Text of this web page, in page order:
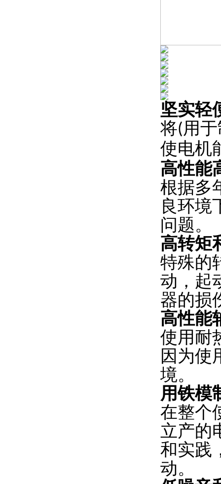
坚实轻
将(用
使电机
高性能
根据多
良环境
问题。
高转矩
特殊的
动，起
器的损
高性能
使用耐
因为使
境。
用铁模
在整个
立产的
和实践
动。